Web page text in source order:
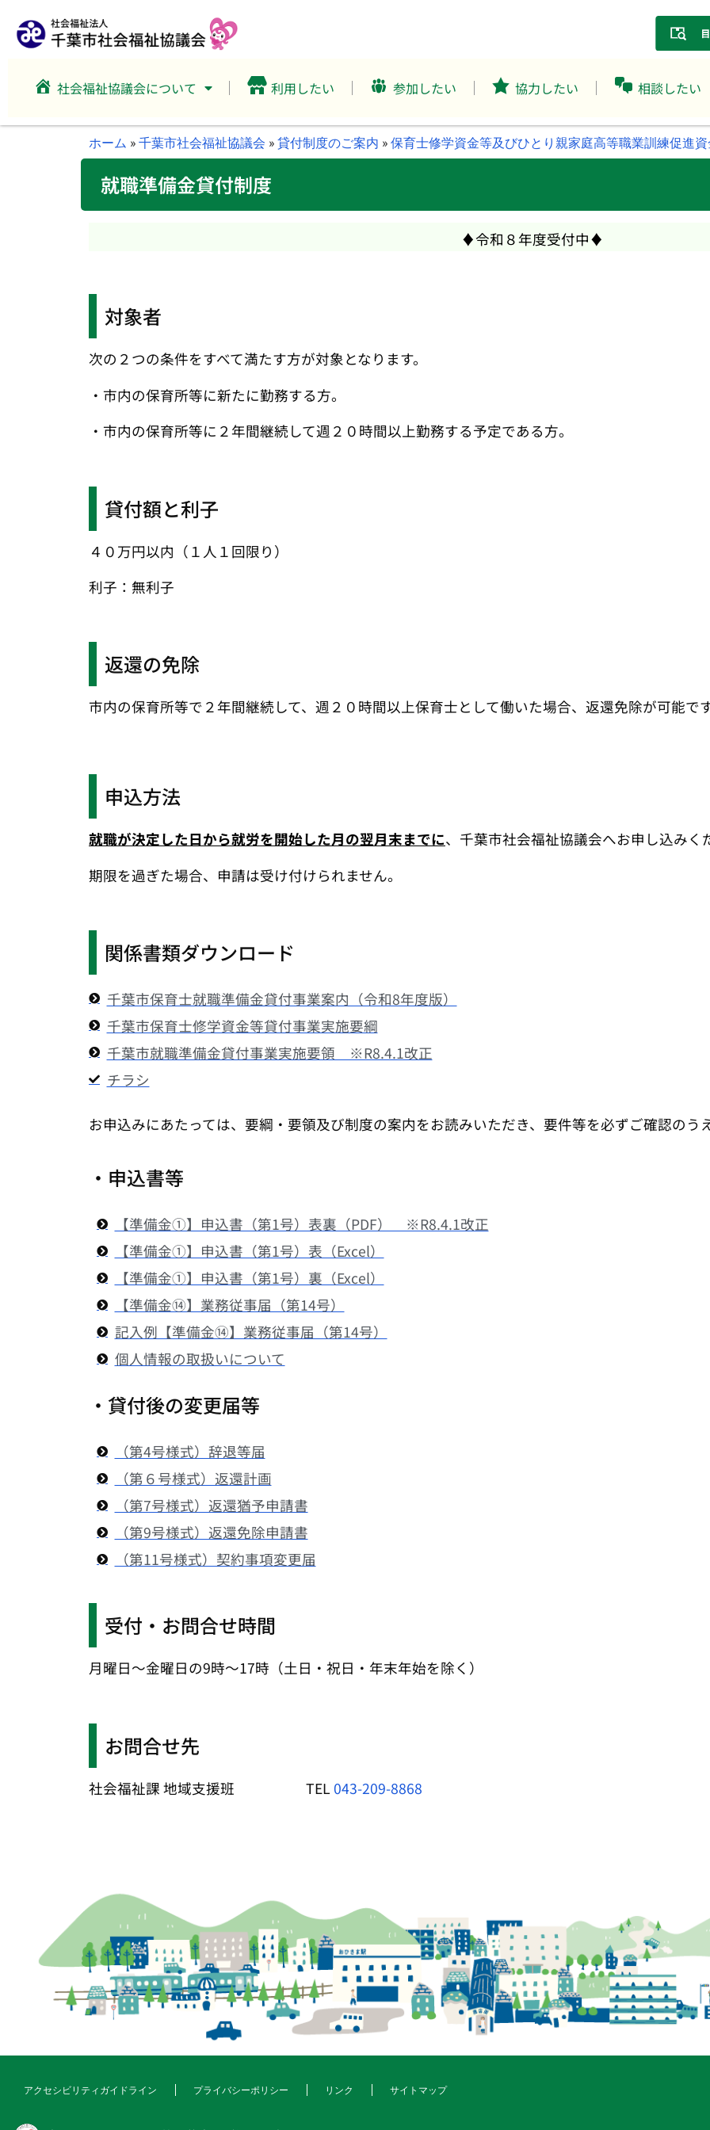
社会福祉協議会について 利用したい 参加したい 協力したい 相談したい
ホーム »千葉市社会福祉協議会 »貸付制度のご案内 »保育士修学資金等及びひとり親家庭高等職業訓練促進
就職準備金貸付制度
♦令和８年度受付中♦
対象者
次の２つの条件をすべて満たす方が対象となります。
・市内の保育所等に新たに勤務する方。
・市内の保育所等に２年間継続して週２０時間以上勤務する予定である方。
貸付額と利子
４０万円以内（１人１回限り）
利子：無利子
返還の免除
市内の保育所等で２年間継続して、週２０時間以上保育士として働いた場合、返還免除が可能です
申込方法
就職が決定した日から就労を開始した月の翌月末までに、千葉市社会福祉協議会へお申し込みく
期限を過ぎた場合、申請は受け付けられません。
関係書類ダウンロード
千葉市保育士就職準備金貸付事業案内（令和8年度版）
千葉市保育士修学資金等貸付事業実施要綱
千葉市就職準備金貸付事業実施要領 ※R8.4.1改正
チラシ
お申込みにあたっては、要綱・要領及び制度の案内をお読みいただき、要件等を必ずご確認のう
・申込書等
【準備金①】申込書（第1号）表裏（PDF） ※R8.4.1改正
【準備金①】申込書（第1号）表（Excel）
【準備金①】申込書（第1号）裏（Excel）
【準備金⑭】業務従事届（第14号）
記入例【準備金⑭】業務従事届（第14号）
個人情報の取扱いについて
・貸付後の変更届等
（第4号様式）辞退等届
（第６号様式）返還計画
（第7号様式）返還猶予申請書
（第9号様式）返還免除申請書
（第11号様式）契約事項変更届
受付・お問合せ時間
月曜日～金曜日の9時～17時（土日・祝日・年末年始を除く）
お問合せ先
社会福祉課 地域支援班 TEL 043-209-8868
アクセシビリティガイドライン プライバシーポリシー リンク サイトマップ